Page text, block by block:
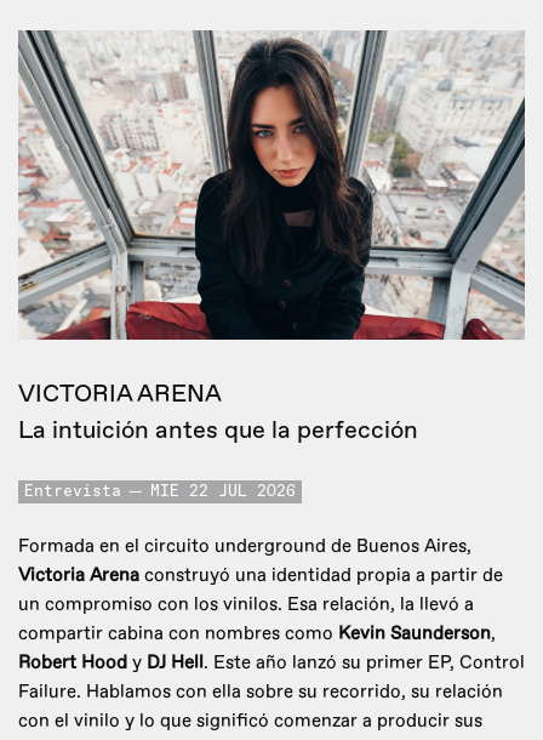
VICTORIA ARENA
La intuición antes que la perfección
Entrevista MIE 22 JUL 2026
Formada en el circuito underground de Buenos Aires,
Victoria Arena construyó una identidad propia a partir de
un compromiso con los vinilos. Esa relación, la llevó a
compartir cabina con nombres como Kevin Saunderson,
Robert Hood y DJ Hell. Este año lanzó su primer EP, Control
Failure. Hablamos con ella sobre su recorrido, su relación
con el vinilo y lo que significó comenzar a producir sus